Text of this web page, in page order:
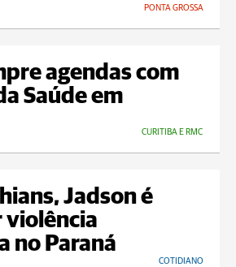
PONTA GROSSA
agendas com
Saúde em
CURITIBA E RMC
Jadson é
violência
no Paraná
COTIDIANO